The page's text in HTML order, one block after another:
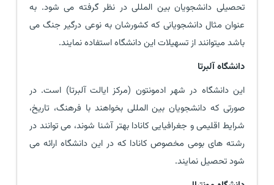
تحصیلی دانشجویان بین المللی در نظر گرفته می شود. به
عنوان مثال دانشجویانی که کشورشان به نوعی درگیر جنگ می
باشد میتوانند از تسهیلات این دانشگاه استفاده نمایند.
دانشگاه آلبرتا
این دانشگاه در شهر ادمونتون (مرکز ایالت آلبرتا) است. در
صورتی که دانشجویان بین المللی بخواهند با فرهنگ، تاریخ،
شرایط اقلیمی و جغرافیایی کانادا بهتر آشنا شوند، می توانند در
رشته های بومی مخصوص کانادا که در این دانشگاه ارائه می
شود تحصیل نمایند.